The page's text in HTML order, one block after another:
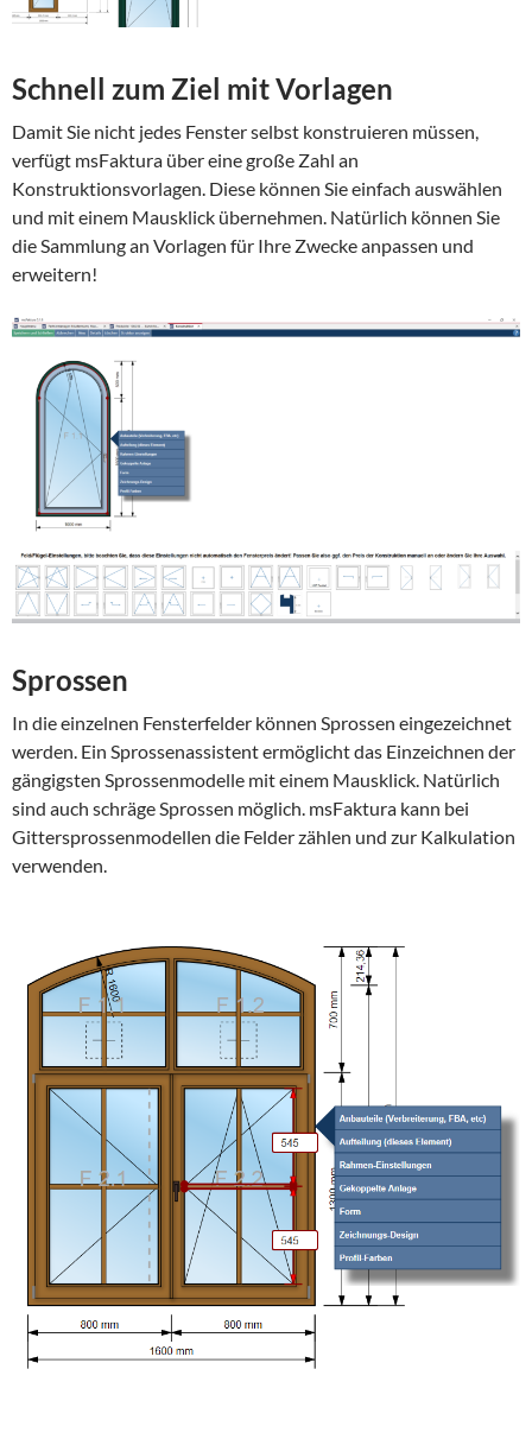
Schnell zum Ziel mit Vorlagen
Damit Sie nicht jedes Fenster selbst konstruieren müssen,
verfügt msFaktura über eine große Zahl an
Konstruktionsvorlagen. Diese können Sie einfach auswählen
und mit einem Mausklick übernehmen. Natürlich können Sie
die Sammlung an Vorlagen für Ihre Zwecke anpassen und
erweitern!
Sprossen
In die einzelnen Fensterfelder können Sprossen eingezeichnet
werden. Ein Sprossenassistent ermöglicht das Einzeichnen der
gängigsten Sprossenmodelle mit einem Mausklick. Natürlich
sind auch schräge Sprossen möglich. msFaktura kann bei
Gittersprossenmodellen die Felder zählen und zur Kalkulation
verwenden.